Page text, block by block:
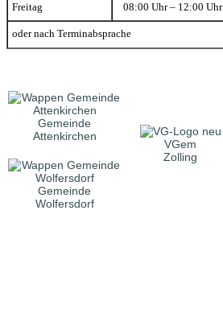
Freitag 08:00 Uhr – 12:00 Uhr
oder nach Terminabsprache
Gemeinde
Attenkirchen
VGem
Zolling
Gemeinde
Wolfersdorf